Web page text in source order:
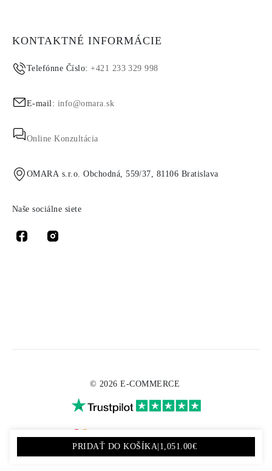
PRIDAŤ DO KOŠÍKA 1,051.00€
KONTAKTNÉ INFORMÁCIE
Telefónne Číslo:+421 233 329 998
E-mail: info@omara.sk
Online Konzultácia
OMARA s.r.o. Obchodná, 559/37, 81106 Bratislava
Naše sociálne siete
© 2026 E-COMMERCE